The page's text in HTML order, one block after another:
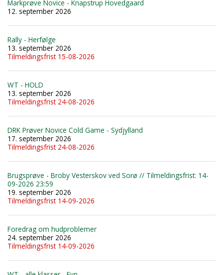
Markprøve Novice - Knapstrup Hovedgaard
12. september 2026
Rally - Herfølge
13. september 2026
Tilmeldingsfrist 15-08-2026
WT - HOLD
13. september 2026
Tilmeldingsfrist 24-08-2026
DRK Prøver Novice Cold Game - Sydjylland
17. september 2026
Tilmeldingsfrist 24-08-2026
Brugsprøve - Broby Vesterskov ved Sorø // Tilmeldingsfrist: 14-
09-2026 23:59
19. september 2026
Tilmeldingsfrist 14-09-2026
Foredrag om hudproblemer
24. september 2026
Tilmeldingsfrist 14-09-2026